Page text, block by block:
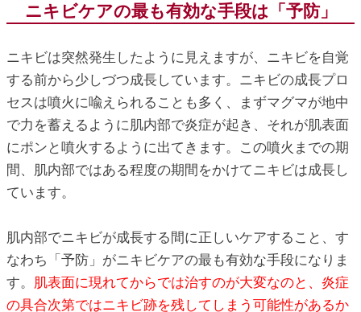
ニキビケアの最も有効な手段は「予防」
ニキビは突然発生したように見えますが、ニキビを自覚
する前から少しづつ成長しています。ニキビの成長プロ
セスは噴火に喩えられることも多く、まずマグマが地中
で力を蓄えるように肌内部で炎症が起き、それが肌表面
にポンと噴火するように出てきます。この噴火までの期
間、肌内部ではある程度の期間をかけてニキビは成長し
ています。
肌内部でニキビが成長する間に正しいケアすること、す
なわち「予防」がニキビケアの最も有効な手段になりま
す。
肌表面に現れてからでは治すのが大変なのと、炎症
の具合次第ではニキビ跡を残してしまう可能性があるか